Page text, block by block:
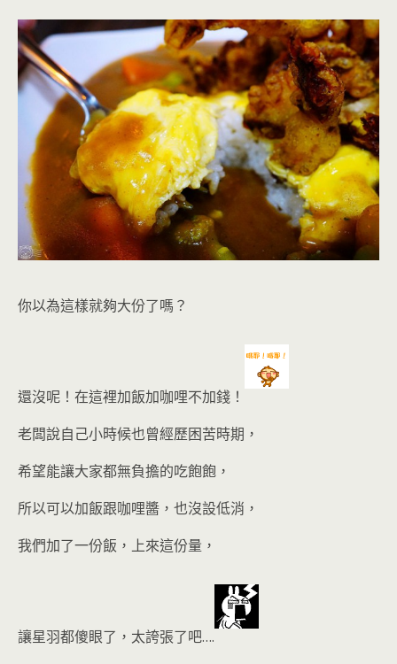
你以為這樣就夠大份了嗎？
還沒呢！在這裡加飯加咖哩不加錢！
老闆說自己小時候也曾經歷困苦時期，
希望能讓大家都無負擔的吃飽飽，
所以可以加飯跟咖哩醬，也沒設低消，
我們加了一份飯，上來這份量 ，
讓星羽都傻眼了，太誇張了吧….